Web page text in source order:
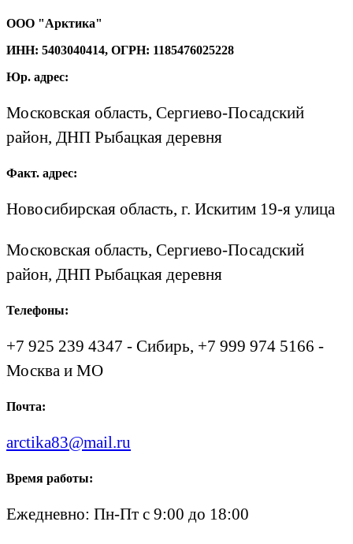
ООО "Арктика"
ИНН: 5403040414, ОГРН: 1185476025228
Юр. адрес:
Московская область, Сергиево-Посадский
район, ДНП Рыбацкая деревня
Факт. адрес:
Новосибирская область, г. Искитим 19-я улица
Московская область, Сергиево-Посадский
район, ДНП Рыбацкая деревня
Телефоны:
+7 925 239 4347 - Сибирь, +7 999 974 5166 -
Москва и МО
Почта:
arctika83@mail.ru
Время работы:
Ежедневно: Пн-Пт с 9:00 до 18:00